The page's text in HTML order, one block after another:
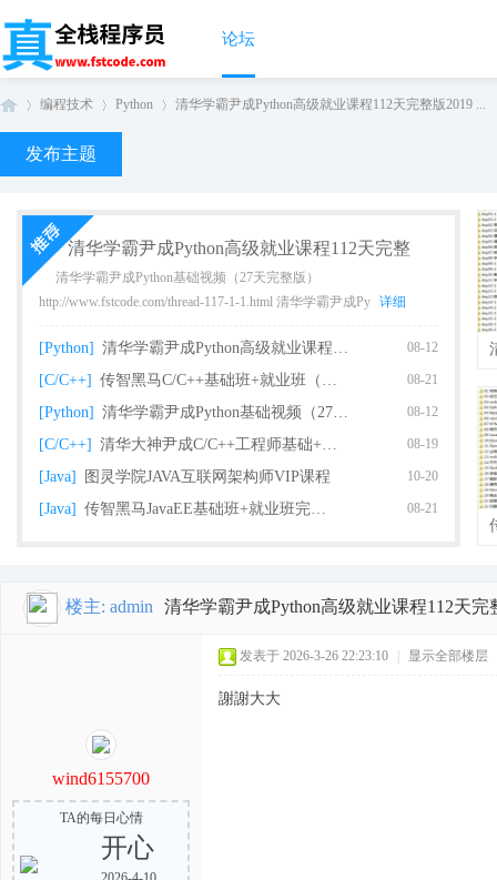
论坛
程
编程技术 Python 清华学霸尹成Python高级就业课程112天完整版2019 ...
发布主题
清华学霸尹成Python高级就业课程112天完整
清华学霸尹成Python基础视频（27天完整版）
http://www.fstcode.com/thread-117-1-1.html 清华学霸尹成Py 详细
[Python] 清华学霸尹成Python高级就业课程112天完整 08-12
[C/C++] 传智黑马C/C++基础班+就业班（完整版） 08-21
[Python] 清华学霸尹成Python基础视频（27天完整版课 08-12
[C/C++] 清华大神尹成C/C++工程师基础+就业课程（93 08-19
[Java] 图灵学院JAVA互联网架构师VIP课程 10-20
[Java] 传智黑马JavaEE基础班+就业班完整版（2018 08-21
楼主: admin 清华学霸尹成Python高级就业课程112天完
wind6155700
TA的每日心情
开心
发表于 2026-3-26 22:23:10 显示全部楼层
謝謝大大